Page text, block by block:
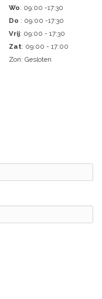
Wo: 09:00 -17:30
Do : 09:00 -17:30
Vrij: 09:00 - 17:30
Zat: 09:00 - 17:00
Zon: Gesloten